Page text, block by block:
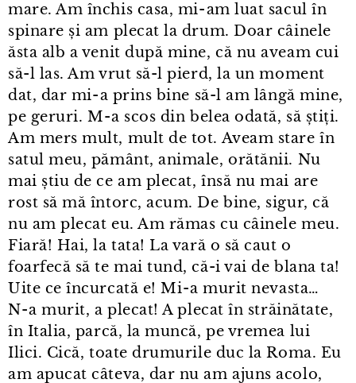
mare. Am închis casa, mi⁠-⁠am luat sacul în
spinare și am plecat la drum. Doar câinele
ăsta alb a venit după mine, că nu aveam cui
să-l las. Am vrut să-l pierd, la un moment
dat, dar mi⁠-⁠a prins bine să-l am lângă mine,
pe geruri. M⁠-⁠a scos din belea odată, să știți.
Am mers mult, mult de tot. Aveam stare în
satul meu, pământ, animale, orătănii. Nu
mai știu de ce am plecat, însă nu mai are
rost să mă întorc, acum. De bine, sigur, că
nu am plecat eu. Am rămas cu câinele meu.
Fiară! Hai, la tata! La vară o să caut o
foarfecă să te mai tund, că-i vai de blana ta!
Uite ce încurcată e! Mi⁠-⁠a murit nevasta…
N⁠-⁠a murit, a plecat! A plecat în străinătate,
în Italia, parcă, la muncă, pe vremea lui
Ilici. Cică, toate drumurile duc la Roma. Eu
am apucat câteva, dar nu am ajuns acolo,